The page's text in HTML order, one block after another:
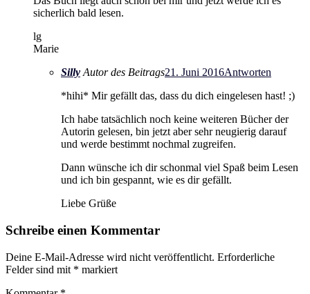
sicherlich bald lesen.
lg
Marie
Silly Autor des Beitrags21. Juni 2016Antworten
*hihi* Mir gefällt das, dass du dich eingelesen hast! ;)
Ich habe tatsächlich noch keine weiteren Bücher der
Autorin gelesen, bin jetzt aber sehr neugierig darauf
und werde bestimmt nochmal zugreifen.
Dann wünsche ich dir schonmal viel Spaß beim Lesen
und ich bin gespannt, wie es dir gefällt.
Liebe Grüße
Schreibe einen Kommentar
Deine E-Mail-Adresse wird nicht veröffentlicht. Erforderliche
Felder sind mit * markiert